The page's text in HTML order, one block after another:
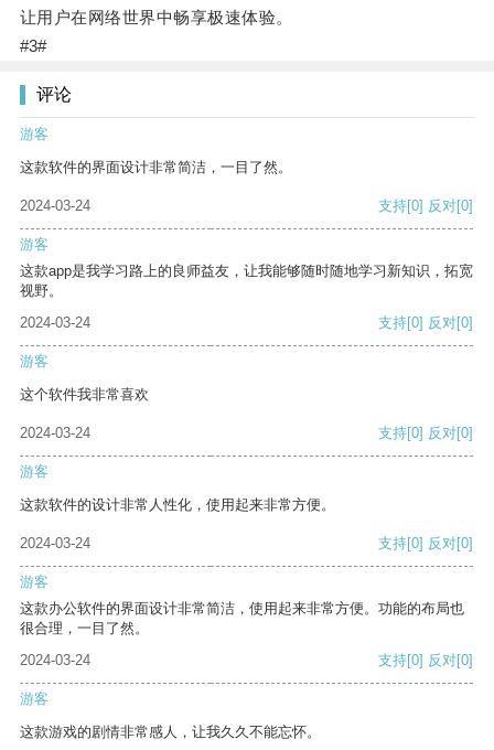
让用户在网络世界中畅享极速体验。
#3#
评论
游客
这款软件的界面设计非常简洁，一目了然。
2024-03-24 支持[0] 反对[0]
游客
这款app是我学习路上的良师益友，让我能够随时随地学习新知识，拓宽
视野。
2024-03-24
支持[0] 反对[0]
游客
这个软件我非常喜欢
2024-03-24 支持[0] 反对[0]
游客
这款软件的设计非常人性化，使用起来非常方便。
2024-03-24 支持[0] 反对[0]
游客
这款办公软件的界面设计非常简洁，使用起来非常方便。功能的布局也
很合理，一目了然。
2024-03-24
支持[0] 反对[0]
游客
这款游戏的剧情非常感人，让我久久不能忘怀。